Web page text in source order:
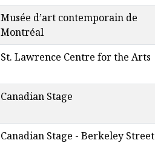
Musée d’art contemporain de
Montréal
St. Lawrence Centre for the Arts
Canadian Stage
Canadian Stage - Berkeley Street